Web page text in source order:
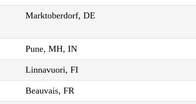
Marktoberdorf, DE
Pune, MH, IN
Linnavuori, FI
Beauvais, FR